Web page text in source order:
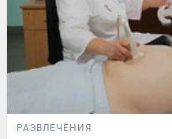
РАЗВЛЕЧЕНИЯ